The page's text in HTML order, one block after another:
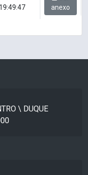
19:49:47
anexo
\ DUQUE